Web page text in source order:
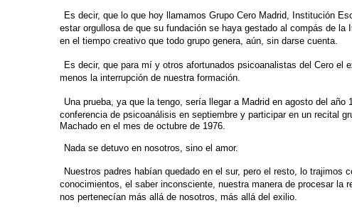
Es decir, que lo que hoy llamamos Grupo Cero Madrid, Institución
estar orgullosa de que su fundación se haya gestado al compás de la
en el tiempo creativo que todo grupo genera, aún, sin darse cuenta.
Es decir, que para mí y otros afortunados psicoanalistas del Cero el
menos la interrupción de nuestra formación.
Una prueba, ya que la tengo, sería llegar a Madrid en agosto del año
conferencia de psicoanálisis en septiembre y participar en un recital
Machado en el mes de octubre de 1976.
Nada se detuvo en nosotros, sino el amor.
Nuestros padres habían quedado en el sur, pero el resto, lo trajimos
conocimientos, el saber inconsciente, nuestra manera de procesar la
nos pertenecían más allá de nosotros, más allá del exilio.